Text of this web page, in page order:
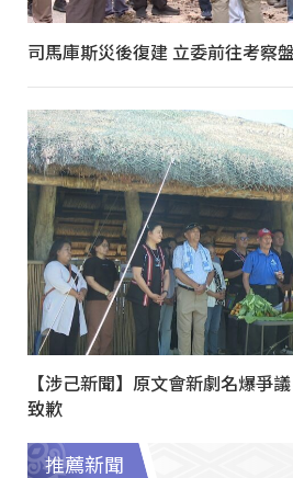
司馬庫斯災後復建 立委前往考察
【涉己新聞】原文會新劇名爆爭
致歉
推薦新聞